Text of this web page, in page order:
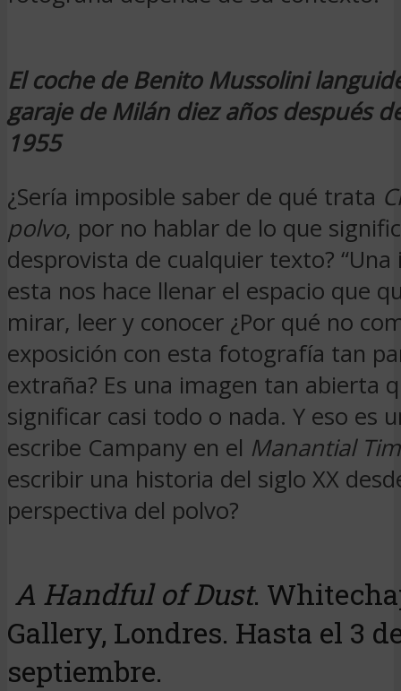
El coche de Benito Mussolini
garaje de Milán diez años después
1955
¿Sería imposible saber de qué trata
polvo, por no hablar de lo que
desprovista de cualquier texto?
esta nos hace llenar el espacio que
mirar, leer y conocer ¿Por qué no
exposición con esta fotografía tan
extraña? Es una imagen tan abierta
significar casi todo o nada. Y eso es
escribe Campany en el Manantial
escribir una historia del siglo XX
perspectiva del polvo?
A Handful of Dust.
Gallery, Londres. Hasta el 3
septiembre.